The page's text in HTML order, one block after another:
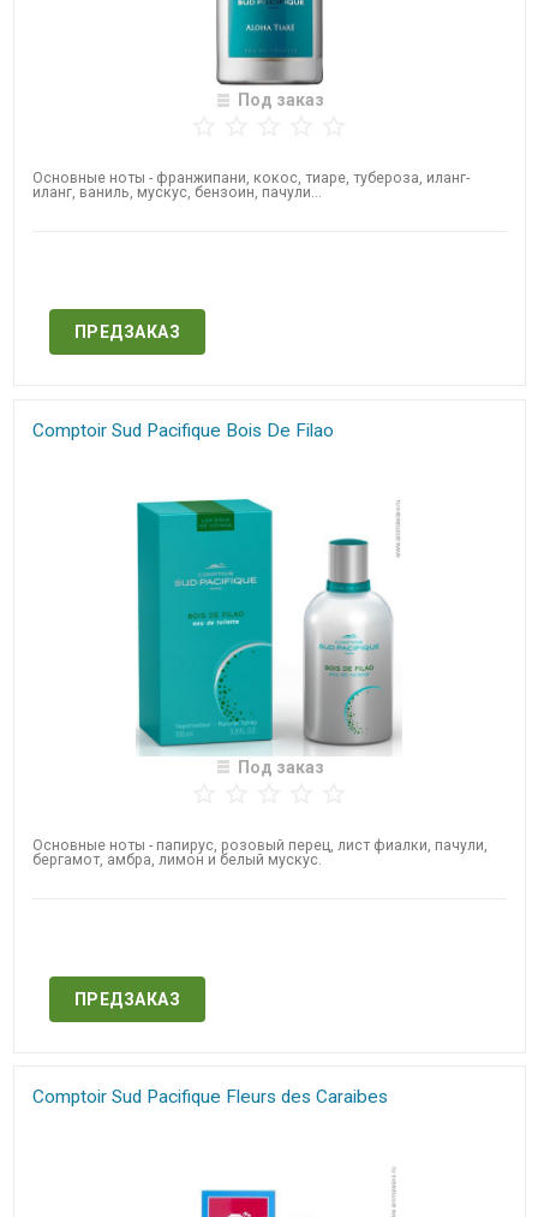
Под заказ
Основные ноты - франжипани, кокос, тиаре, тубероза, иланг-
иланг, ваниль, мускус, бензоин, пачули...
ПРЕДЗАКАЗ
Comptoir Sud Pacifique Bois De Filao
Под заказ
Основные ноты - папирус, розовый перец, лист фиалки, пачули,
бергамот, амбра, лимон и белый мускус.
ПРЕДЗАКАЗ
Comptoir Sud Pacifique Fleurs des Caraibes